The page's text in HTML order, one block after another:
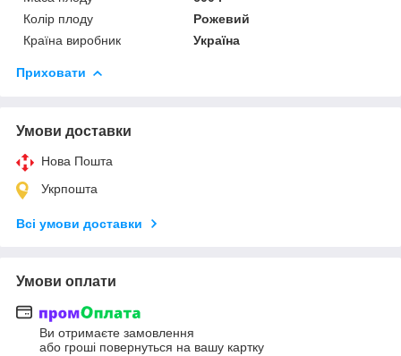
Колір плоду
Рожевий
Країна виробник
Україна
Приховати
Умови доставки
Нова Пошта
Укрпошта
Всі умови доставки
Умови оплати
Ви отримаєте замовлення
або гроші повернуться на вашу картку